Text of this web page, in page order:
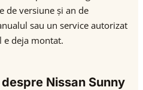
de versiune și an de
sau un service autorizat
e deja montat.
Nissan Sunny